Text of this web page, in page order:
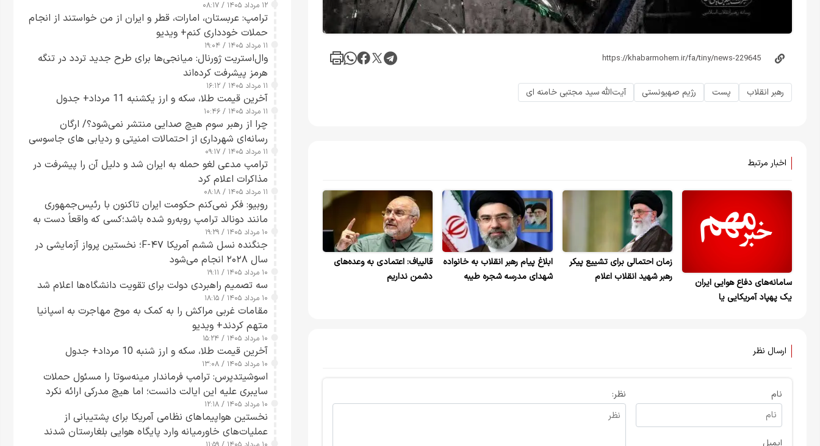
رهبر انقلاب پست رژیم صهیونستی آیت‌الله سید مجتبی خامنه ای
اخبار مرتبط
سامانه‌های دفاع هوایی ایران
یک پهپاد آمریکایی یا
زمان احتمالی برای تشییع پیکر
رهبر شهید انقلاب اعلام
ابلاغ پیام رهبر انقلاب به خانواده
شهدای مدرسه شجره طیبه
قالیباف: اعتمادی به وعده‌های
دشمن نداریم
ارسال نظر
نام
ایمیل
نظر:
۱۲ مرداد ۱۴۰۵ / ۰۸:۱۷
ترامپ: عربستان، امارات، قطر و ایران از من خواستند از انجام
حملات خودداری کنم+ ویدیو
۱۱ مرداد ۱۴۰۵ / ۱۹:۰۴
وال‌استریت ژورنال: میانجی‌ها برای طرح جدید تردد در تنگه
هرمز پیشرفت کرده‌اند
۱۱ مرداد ۱۴۰۵ / ۱۶:۱۲
آخرین قیمت طلا، سکه و ارز یکشنبه 11 مرداد+ جدول
۱۱ مرداد ۱۴۰۵ / ۱۰:۴۶
چرا از رهبر سوم هیچ صدایی منتشر نمی‌شود؟/ ارگان
رسانه‌ای شهرداری از احتمالات امنیتی و ردیابی های جاسوسی
گفت
۱۱ مرداد ۱۴۰۵ / ۰۹:۱۷
ترامپ مدعی لغو حمله به ایران شد و دلیل آن را پیشرفت در
مذاکرات اعلام کرد
۱۱ مرداد ۱۴۰۵ / ۰۸:۱۸
روبیو: فکر نمی‌کنم حکومت ایران تاکنون با رئیس‌جمهوری
مانند دونالد ترامپ روبه‌رو شده باشد؛کسی که واقعاً دست به
اقدام می‌زند
۱۰ مرداد ۱۴۰۵ / ۱۹:۲۹
جنگنده نسل ششم آمریکا F-۴۷؛ نخستین پرواز آزمایشی در
سال ۲۰۲۸ انجام می‌شود
۱۰ مرداد ۱۴۰۵ / ۱۹:۱۱
سه تصمیم راهبردی دولت برای تقویت دانشگاه‌ها اعلام شد
۱۰ مرداد ۱۴۰۵ / ۱۸:۱۵
مقامات غربی مراکش را به کمک به موج مهاجرت به اسپانیا
متهم کردند+ ویدیو
۱۰ مرداد ۱۴۰۵ / ۱۵:۲۴
آخرین قیمت طلا، سکه و ارز شنبه 10 مرداد+ جدول
۱۰ مرداد ۱۴۰۵ / ۱۳:۰۸
اسوشیتدپرس: ترامپ فرماندار مینه‌سوتا را مسئول حملات
سایبری علیه این ایالت دانست؛ اما هیچ مدرکی ارائه نکرد
۱۰ مرداد ۱۴۰۵ / ۱۲:۱۸
نخستین هواپیماهای نظامی آمریکا برای پشتیبانی از
عملیات‌های خاورمیانه وارد پایگاه هوایی بلغارستان شدند